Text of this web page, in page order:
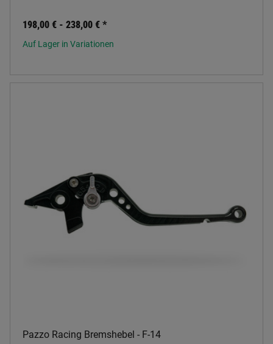
198,00 € - 238,00 € *
Auf Lager in Variationen
Pazzo Racing Bremshebel - F-14